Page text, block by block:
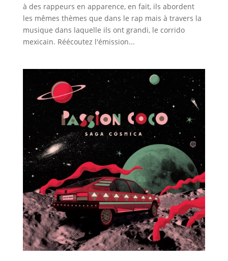
à des rappeurs en apparence, en fait, ils abordent
les mêmes thèmes que dans le rap mais à travers la
musique dans laquelle ils ont grandi, le corrido
mexicain. Réécoutez l'émission...